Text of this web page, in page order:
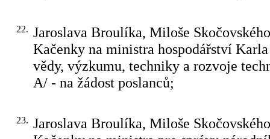
22. Jaroslava Broulíka, Miloše
Kačenky na ministra hospodářství
vědy, výzkumu, techniky a rozvoje
A/ - na žádost poslanců;
23. Jaroslava Broulíka, Miloše